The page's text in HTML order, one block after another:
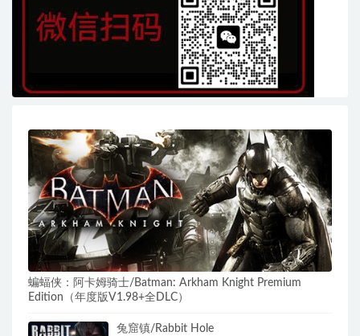
蝙蝠侠：阿卡姆骑士/Batman: Arkham Knight Premium
Edition（年度版V1.98+全DLC）
兔窟镇/Rabbit Hole